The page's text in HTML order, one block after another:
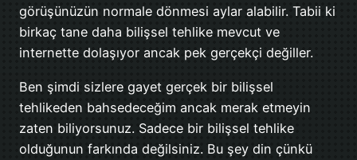
görüşünüzün normale dönmesi aylar alabilir. Tabii ki
birkaç tane daha bilişsel tehlike mevcut ve
internette dolaşıyor ancak pek gerçekçi değiller.
Ben şimdi sizlere gayet gerçek bir bilişsel
tehlikeden bahsedeceğim ancak merak etmeyin
zaten biliyorsunuz. Sadece bir bilişsel tehlike
olduğunun farkında değilsiniz. Bu şey din çünkü